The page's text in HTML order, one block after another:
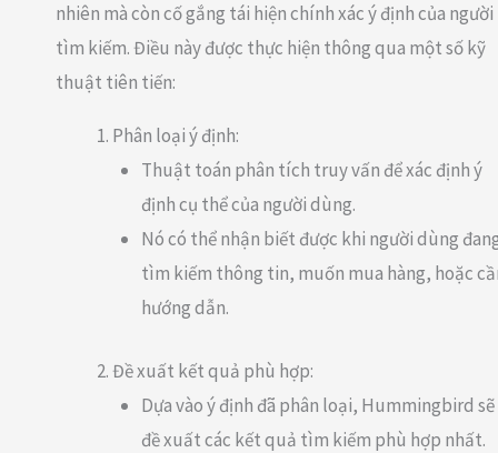
nhiên mà còn cố gắng tái hiện chính xác ý định của người
tìm kiếm. Điều này được thực hiện thông qua một số kỹ
thuật tiên tiến:
Phân loại ý định:
Thuật toán phân tích truy vấn để xác định ý
định cụ thể của người dùng.
Nó có thể nhận biết được khi người dùng
tìm kiếm thông tin, muốn mua hàng, hoặc
hướng dẫn.
Đề xuất kết quả phù hợp:
Dựa vào ý định đã phân loại, Hummingbird sẽ
đề xuất các kết quả tìm kiếm phù hợp nhất.